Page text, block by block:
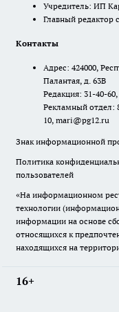
Учредитель: ИП
Главный
Контакты
Адрес: 424000,
Палантая, д. 63В
Редакция: 31-40-
Рекламный отдел:
10, mari@pg12.ru
Знак информационной
Политика
пользователей
«На информационном
технологии
информации на основе
относящихся к
находящихся на
16+